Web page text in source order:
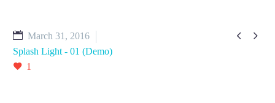
 
March 31, 2016
Splash Light - 01 (Demo)
1